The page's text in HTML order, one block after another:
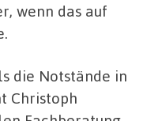
wenn das auf
die Notstände in
Christoph